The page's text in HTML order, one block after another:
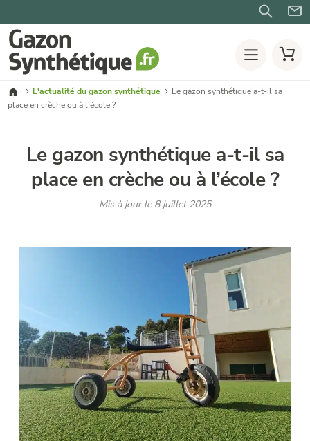
L'actualité du gazon synthétique
Le gazon synthétique a-t-il sa
place en crèche ou à l’école ?
Le gazon synthétique a-t-il sa
place en crèche ou à l’école ?
Mis à jour le 8 juillet 2025